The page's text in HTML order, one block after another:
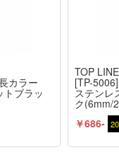
カラー
ブラッ
TOP LINE
[TP-
ステン
ク(6mm/
￥686-